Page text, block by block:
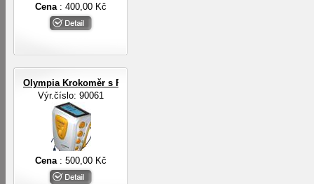
Cena : 400,00 Kč
Olympia Krokoměr s FM rádiem a sluchátky
Výr.číslo: 90061
Cena : 500,00 Kč